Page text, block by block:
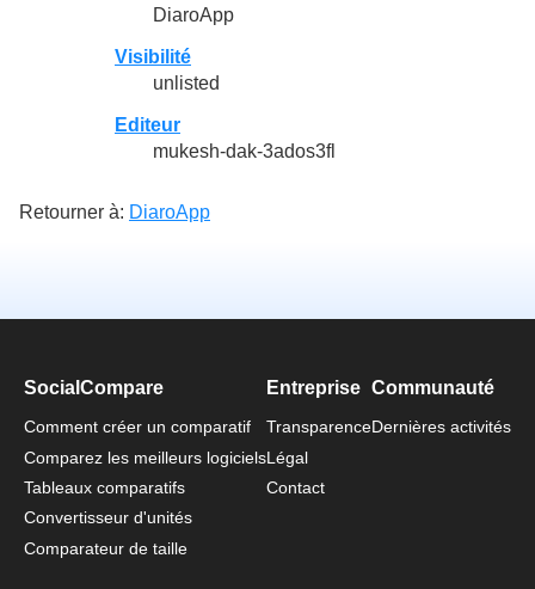
DiaroApp
Visibilité
unlisted
Editeur
mukesh-dak-3ados3fl
Retourner à: DiaroApp
SocialCompare
Comment créer un comparatif
Comparez les meilleurs logiciels
Tableaux comparatifs
Convertisseur d'unités
Comparateur de taille
Entreprise
Transparence
Légal
Contact
Communauté
Dernières activités